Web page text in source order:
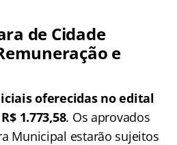
de Cidade
e
oferecidas no edital
1.773,58. Os aprovados
Municipal estarão sujeitos